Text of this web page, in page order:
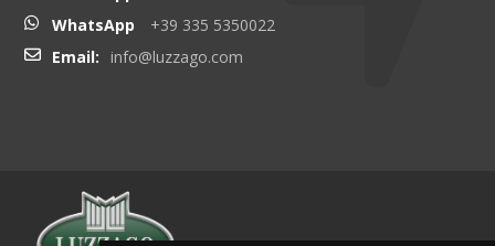
WhatsApp
+39 335 5350022
Email:
info@luzzago.com